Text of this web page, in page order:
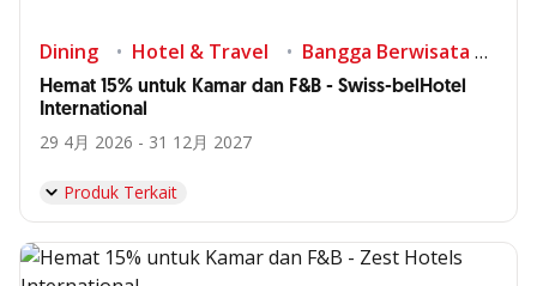
Dining Hotel & Travel Bangga Berwisata di Indonesia
Hemat 15% untuk Kamar dan F&B - Swiss-belHotel
International
29 4月 2026 - 31 12月 2027
Produk Terkait